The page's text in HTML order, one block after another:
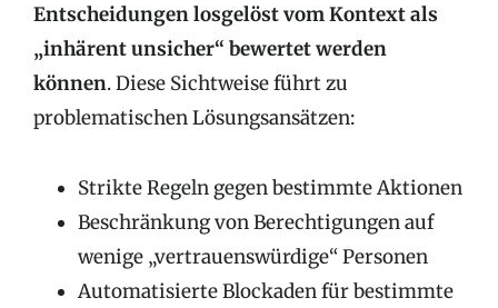
Entscheidungen losgelöst vom Kontext als
„inhärent unsicher“ bewertet werden
können. Diese Sichtweise führt zu
problematischen Lösungsansätzen:
Strikte Regeln gegen bestimmte Aktionen
Beschränkung von Berechtigungen auf
wenige „vertrauenswürdige“ Personen
Automatisierte Blockaden für bestimmte